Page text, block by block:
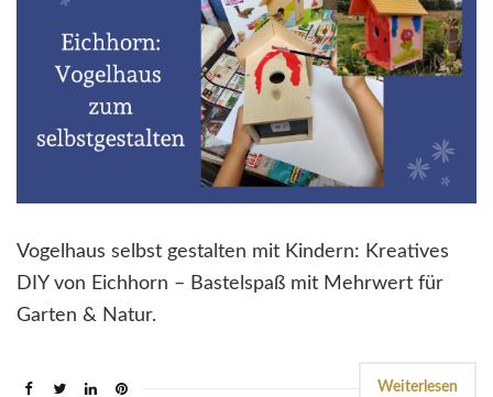
Vogelhaus selbst gestalten mit Kindern: Kreatives
DIY von Eichhorn – Bastelspaß mit Mehrwert für
Garten & Natur.
Weiterlesen